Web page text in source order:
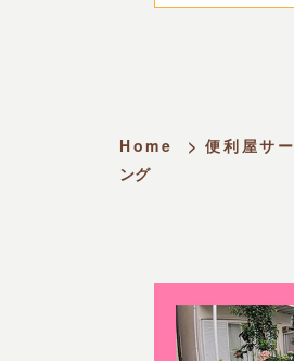
Home > 便利屋サ
ング